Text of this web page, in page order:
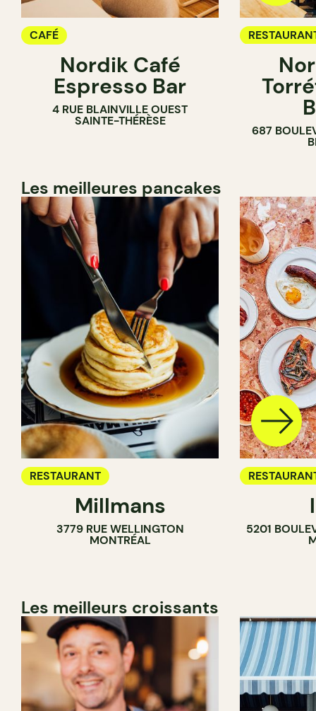
CAFÉ
Nordik Café
Espresso Bar
4 RUE BLAINVILLE OUEST
SAINTE-THÉRÈSE
687
Les meilleures pancakes
RESTAURANT
Millmans
3779 RUE WELLINGTON
MONTRÉAL
BAR À VIN
5201
Les meilleurs croissants